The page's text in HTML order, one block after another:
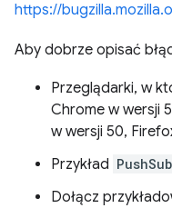
https://
Aby dobrze opisać
Przeglądarki, w
Chrome w wersji
w wersji 50,
Przykład
Dołącz